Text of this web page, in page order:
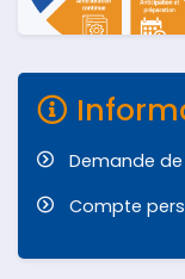
Demande
Compte